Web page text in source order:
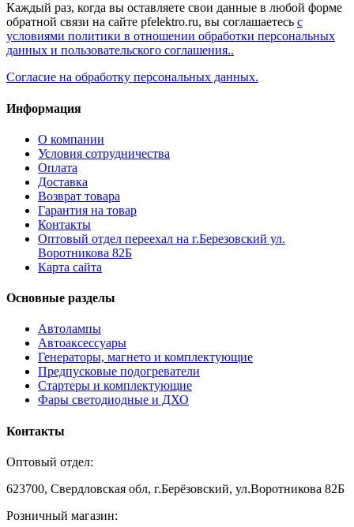
Каждый раз, когда вы оставляете свои данные в любой форме
обратной связи на сайте pfelektro.ru, вы соглашаетесь с
условиями политики в отношении обработки персональных
данных и пользовательского соглашения..
Согласие на обработку персональных данных.
Информация
О компании
Условия сотрудничества
Оплата
Доставка
Возврат товара
Гарантия на товар
Контакты
Оптовый отдел переехал на г.Березовский ул.
Воротникова 82Б
Карта сайта
Основные разделы
Автолампы
Автоаксессуары
Генераторы, магнето и комплектующие
Предпусковые подогреватели
Стартеры и комплектующие
Фары светодиодные и ДХО
Контакты
Оптовый отдел:
623700, Свердловская обл, г.Берёзовский, ул.Воротникова 82Б
Розничный магазин: